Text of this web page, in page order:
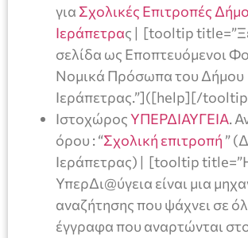
γιαΣχολικές Επιτροπές
Ιεράπετρας | [tooltip
σελίδα ως Εποπτευόμενοι
Nομικά Πρόσωπα του Δήμου
Ιεράπετρας.”]([help][/
ΙστοχώροςΥΠΕΡΔΙΑΥΓΕΙΑ.
όρου : “Σχολική επιτροπή ”
Ιεράπετρας) | [tooltip
ΥπερΔι@ύγεια είναι μια
αναζήτησης που ψάχνει σε
έγγραφα που αναρτώνται